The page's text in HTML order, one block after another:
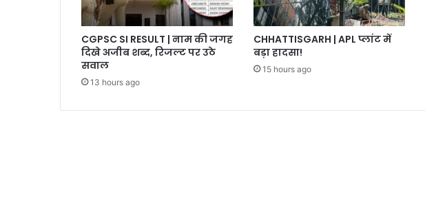
CGPSC SI RESULT | नाम की जगह
दिखे अजीब शब्द, रिजल्ट पर उठे
सवाल
13 hours ago
CHHATTISGARH | APL प्लांट में
बड़ा हादसा!
15 hours ago